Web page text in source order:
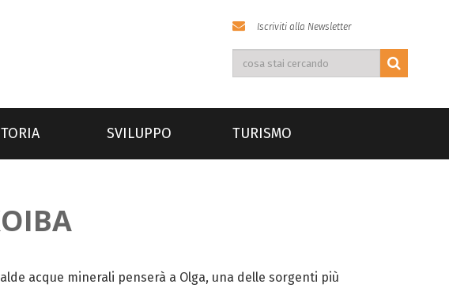
Iscriviti alla Newsletter
SVILUPPO TURISMO
acque minerali penserà a Olga, una delle sorgenti più